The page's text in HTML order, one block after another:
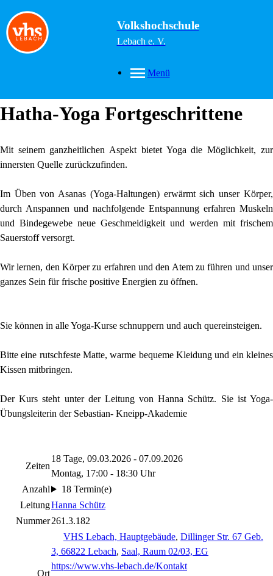
Volkshochschule
Lebach e. V.
Menü
Hatha-Yoga Fortgeschrittene
Mit seinem ganzheitlichen Aspekt bietet Yoga die Möglichkeit, zur
innersten Quelle zurückzufinden.
Im Üben von Asanas (Yoga-Haltungen) erwärmt sich unser Körper,
durch Anspannen und nachfolgende Entspannung erfahren Muskeln
und Bindegewebe neue Geschmeidigkeit und werden mit frischem
Sauerstoff versorgt.
Wir lernen, den Körper zu erfahren und den Atem zu führen und unser
ganzes Sein für frische positive Energien zu öffnen.
Sie können in alle Yoga-Kurse schnuppern und auch quereinsteigen.
Bitte eine rutschfeste Matte, warme bequeme Kleidung und ein kleines
Kissen mitbringen.
Der Kurs steht unter der Leitung von Hanna Schütz. Sie ist Yoga-
Übungsleiterin der Sebastian- Kneipp-Akademie
Zeiten
18 Tage, 09.03.2026 - 07.09.2026
Montag, 17:00 - 18:30 Uhr
Anzahl
18 Termin(e)
LeitungHanna Schütz
Nummer261.3.182
Ort
VHS Lebach, Hauptgebäude, Dillinger Str. 67 Geb.
3, 66822 Lebach, Saal, Raum 02/03, EG
https://www.vhs-lebach.de/Kontakt